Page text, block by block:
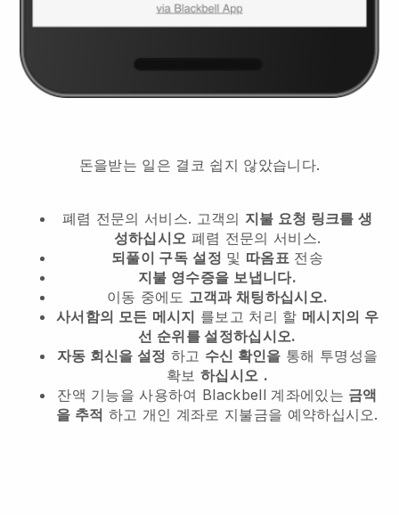
돈을받는 일은 결코 쉽지 않았습니다.
폐렴 전문의 서비스. 고객의 지불 요청 링크를 생
성하십시오 폐렴 전문의 서비스.
되풀이 구독 설정 및 따옴표 전송
지불 영수증을 보냅니다.
이동 중에도 고객과 채팅하십시오.
사서함의 모든 메시지 를보고 처리 할 메시지의 우
선 순위를 설정하십시오.
자동 회신을 설정 하고 수신 확인을 통해 투명성을
확보하십시오 .
잔액 기능을 사용하여 Blackbell 계좌에있는 금액
을 추적 하고 개인 계좌로 지불금을 예약하십시오.